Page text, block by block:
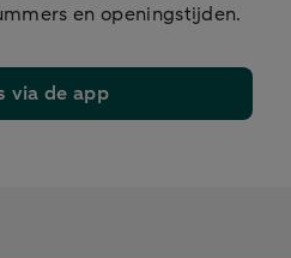
en openingstijden.
via de app